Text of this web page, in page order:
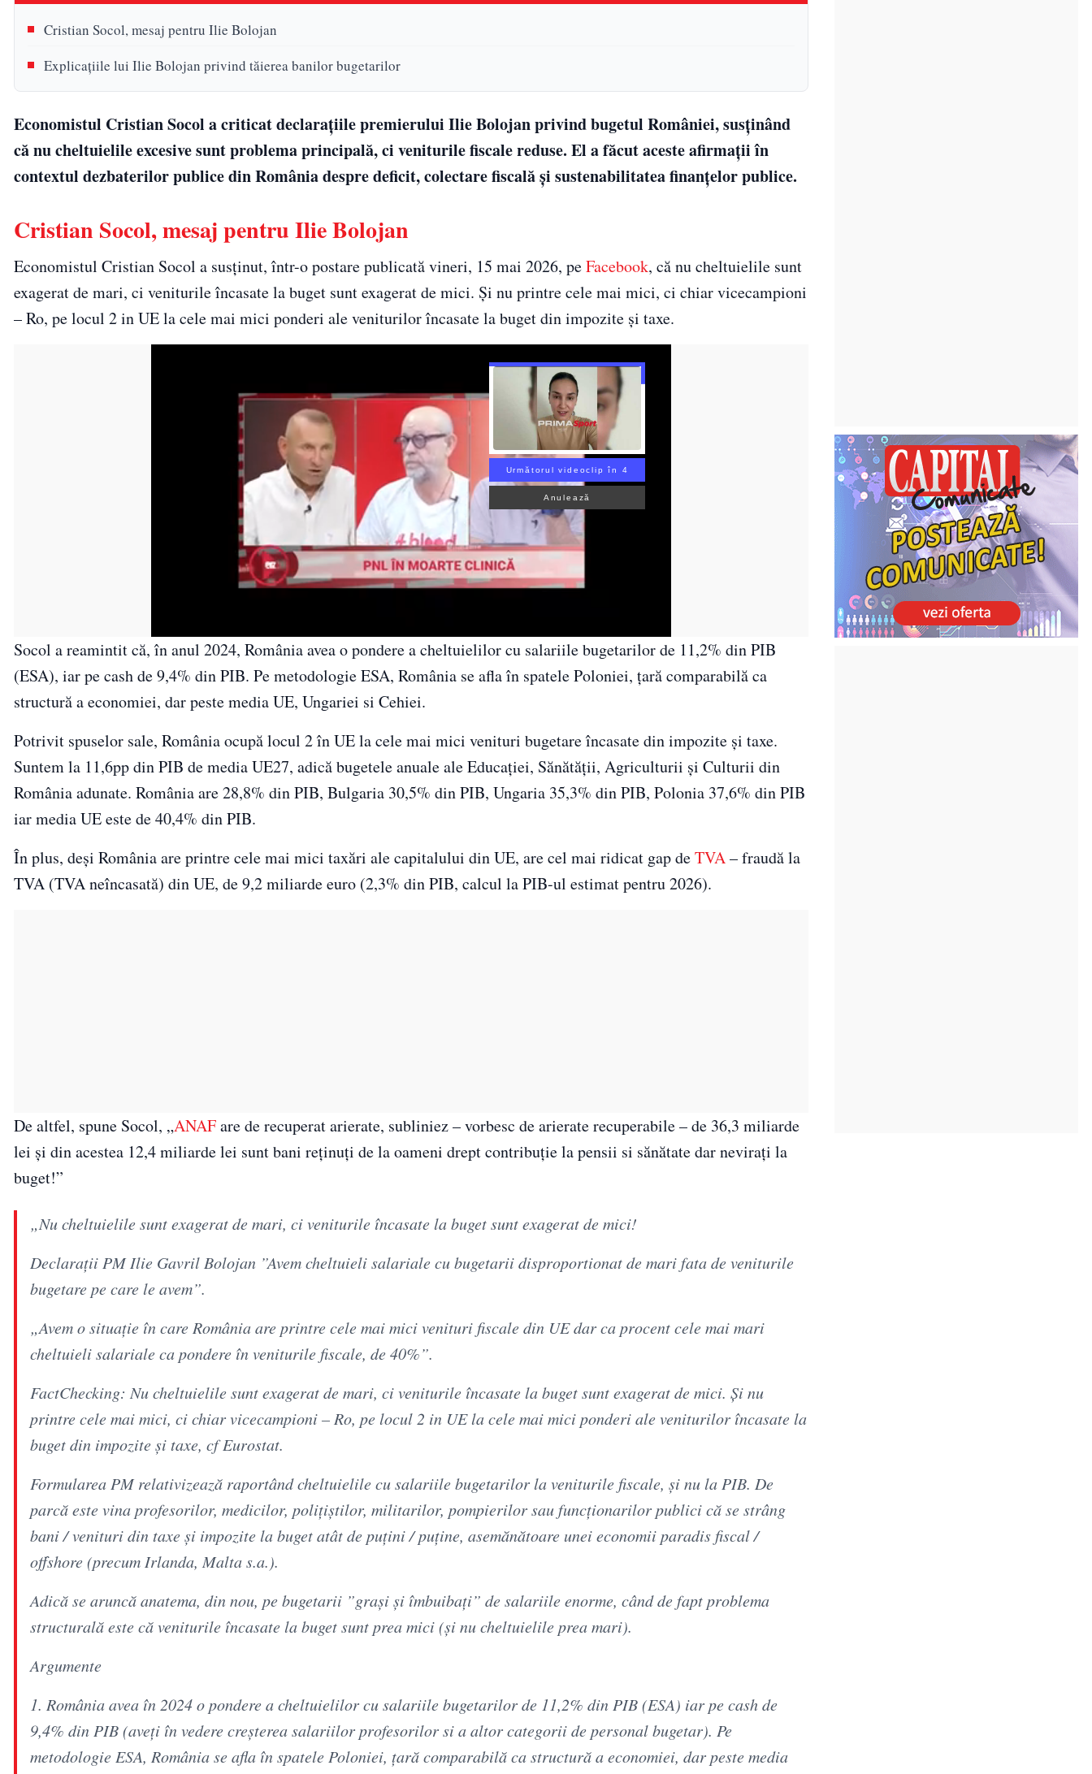
Cristian Socol, mesaj pentru Ilie Bolojan
Explicațiile lui Ilie Bolojan privind tăierea banilor bugetarilor
Economistul Cristian Socol a criticat declarațiile premierului Ilie Bolojan privind bugetul României, susținând
că nu cheltuielile excesive sunt problema principală, ci veniturile fiscale reduse. El a făcut aceste afirmații în
contextul dezbaterilor publice din România despre deficit, colectare fiscală și sustenabilitatea finanțelor publice.
Cristian Socol, mesaj pentru Ilie Bolojan
Economistul Cristian Socol a susținut, într-o postare publicată vineri, 15 mai 2026, peFacebook, că nu cheltuielile sunt
exagerat de mari, ci veniturile încasate la buget sunt exagerat de mici. Și nu printre cele mai mici, ci chiar vicecampioni
– Ro, pe locul 2 in UE la cele mai mici ponderi ale veniturilor încasate la buget din impozite și taxe.
Următorul videoclip în 3
Anulează
Socol a reamintit că, în anul 2024, România avea o pondere a cheltuielilor cu salariile bugetarilor de 11,2% din PIB
(ESA), iar pe cash de 9,4% din PIB. Pe metodologie ESA, România se afla în spatele Poloniei, țară comparabilă ca
structură a economiei, dar peste media UE, Ungariei si Cehiei.
Potrivit spuselor sale, România ocupă locul 2 în UE la cele mai mici venituri bugetare încasate din impozite și taxe.
Suntem la 11,6pp din PIB de media UE27, adică bugetele anuale ale Educației, Sănătății, Agriculturii și Culturii din
România adunate. România are 28,8% din PIB, Bulgaria 30,5% din PIB, Ungaria 35,3% din PIB, Polonia 37,6% din PIB
iar media UE este de 40,4% din PIB.
În plus, deși România are printre cele mai mici taxări ale capitalului din UE, are cel mai ridicat gap deTVA– fraudă la
TVA (TVA neîncasată) din UE, de 9,2 miliarde euro (2,3% din PIB, calcul la PIB-ul estimat pentru 2026).
De altfel, spune Socol, „ANAFare de recuperat arierate, subliniez – vorbesc de arierate recuperabile – de 36,3 miliarde
lei și din acestea 12,4 miliarde lei sunt bani reținuți de la oameni drept contribuție la pensii si sănătate dar nevirați la
buget!”
„Nu cheltuielile sunt exagerat de mari, ci veniturile încasate la buget sunt exagerat de mici!
Declarații PM Ilie Gavril Bolojan ”Avem cheltuieli salariale cu bugetarii disproportionat de mari fata de veniturile
bugetare pe care le avem”.
„Avem o situație în care România are printre cele mai mici venituri fiscale din UE dar ca procent cele mai mari
cheltuieli salariale ca pondere în veniturile fiscale, de 40%”.
FactChecking: Nu cheltuielile sunt exagerat de mari, ci veniturile încasate la buget sunt exagerat de mici. Și nu
printre cele mai mici, ci chiar vicecampioni – Ro, pe locul 2 in UE la cele mai mici ponderi ale veniturilor încasate la
buget din impozite și taxe, cf Eurostat.
Formularea PM relativizează raportând cheltuielile cu salariile bugetarilor la veniturile fiscale, și nu la PIB. De
parcă este vina profesorilor, medicilor, polițiștilor, militarilor, pompierilor sau funcționarilor publici că se strâng
bani / venituri din taxe și impozite la buget atât de puțini / puține, asemănătoare unei economii paradis fiscal /
offshore (precum Irlanda, Malta s.a.).
Adică se aruncă anatema, din nou, pe bugetarii ”grași și îmbuibați” de salariile enorme, când de fapt problema
structurală este că veniturile încasate la buget sunt prea mici (și nu cheltuielile prea mari).
Argumente
1. România avea în 2024 o pondere a cheltuielilor cu salariile bugetarilor de 11,2% din PIB (ESA) iar pe cash de
9,4% din PIB (aveți în vedere creșterea salariilor profesorilor si a altor categorii de personal bugetar). Pe
metodologie ESA, România se afla în spatele Poloniei, țară comparabilă ca structură a economiei, dar peste media